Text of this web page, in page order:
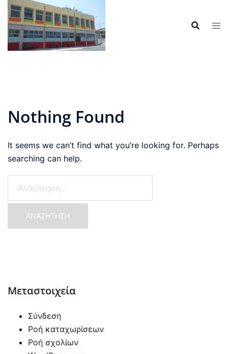
Skip
content
Nothing Found
It seems we can’t find what you’re looking for. Perhaps
searching can help.
Μεταστοιχεία
Σύνδεση
Ροή καταχωρίσεων
Ροή σχολίων